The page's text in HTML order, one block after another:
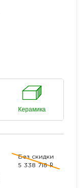
Керамика
Без скидки
5 338 718 i